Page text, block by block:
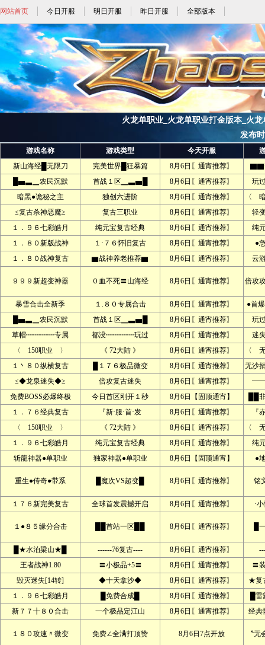
网站首页 今日开服 明日开服 昨日开服 全部版本
火龙单职业_火龙单职业打金版本_火
发布
游戏名称 游戏类型 今天开服
新山海经█无限刀
完美世界█狂暴篇 8月6日〖通宵推荐〗
█▅▃▁农民沉默
首战１区▁▃▅█ 8月6日〖通宵推荐〗
玩
暗黑●诡秘之主
独创六进阶 8月6日〖通宵推荐〗
〈
≤复古杀神恶魔≥
复古三职业 8月6日〖通宵推荐〗
轻
１．９６七彩皓月
纯元宝复古经典 8月6日〖通宵推荐〗
纯
１．８０新版战神
１·７６怀旧复古 8月6日〖通宵推荐〗
●
１．８０战神复古
▆战神养老推荐▆ 8月6日〖通宵推荐〗 云
９９９新超变神器 ０血不死〓山海经 8月6日〖通宵推荐〗 倍攻
暴雪合击全新季 １.８０专属合击 8月6日〖通宵推荐〗
●首
█▅▃▁农民沉默
首战１区▁▃▅█ 8月6日〖通宵推荐〗
玩
草帽┉┉┉┉专属
都没┉┉┉┉玩过 8月6日〖通宵推荐〗
迷
〈 150职业 〉
《 72大陆 》 8月6日〖通宵推荐〗
〈
１丶８０纵横复古
█１７６极品微变 8月6日〖通宵推荐〗
无沙
≤◆龙泉迷失◆≥
倍攻复古迷失 8月6日〖通宵推荐〗
━━
免费BOSS必爆终极
今日首区刚开１秒 8月6日【固顶通宵】
██
１．７６经典复古
『新·服·首·发 8月6日〖通宵推荐〗
『
〈 150职业 〉
《 72大陆 》 8月6日〖通宵推荐〗
〈
１．９６七彩皓月
纯元宝复古经典 8月6日〖通宵推荐〗
纯
斩龍神器●单职业
独家神器●单职业 8月6日【固顶通宵】 ●
重生●传奇●带系 █魔次VS超变█ 8月6日〖通宵推荐〗 铭
１７６新完美复古 全球首发震撼开启 8月6日〖通宵推荐〗 ·
１●８５缘分合击 ██首站一区██ 8月6日〖通宵推荐〗 █
█★水泊梁山★█ ------76复古---- 8月6日〖通宵推荐〗
王者战神1.80
〓小极品+5〓 8月6日〖通宵推荐〗
〓
毁灭迷失[14转]
◆十天拿沙◆ 8月6日〖通宵推荐〗
★复
１．９６七彩皓月
█免费合成█ 8月6日〖通宵推荐〗
█
新７７╋８０合击
一个极品定江山 8月6日〖通宵推荐〗 经
１８０攻速〃微变 免费∠全满打顶赞 8月6日7点开放 〝